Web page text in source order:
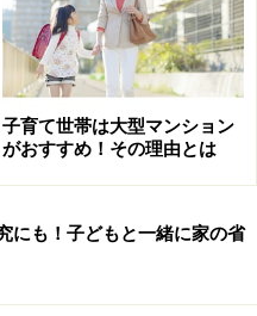
にあるバルコニーその他
安全上必要な高さが1.1m
網を設けなければならな
条）
ニーには、高さ1.1m以
ければならないことにな
住宅などに適用。2階建て以下
子育て世帯は大型マンション
がおすすめ！その理由とは
にも！子どもと一緒に家の省